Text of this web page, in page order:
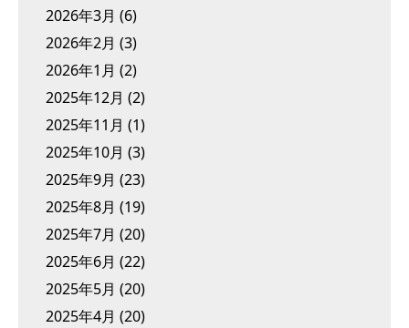
2026年3月 (6)
2026年2月 (3)
2026年1月 (2)
2025年12月 (2)
2025年11月 (1)
2025年10月 (3)
2025年9月 (23)
2025年8月 (19)
2025年7月 (20)
2025年6月 (22)
2025年5月 (20)
2025年4月 (20)